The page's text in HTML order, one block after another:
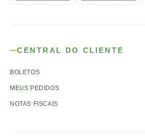
CENTRAL DO CLIENTE
BOLETOS
MEUS PEDIDOS
NOTAS FISCAIS